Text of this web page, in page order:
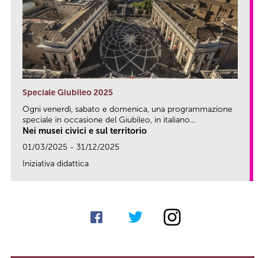
Speciale Giubileo 2025
Ogni venerdì, sabato e domenica, una programmazione
speciale in occasione del Giubileo, in italiano...
Nei musei civici e sul territorio
01/03/2025 - 31/12/2025
Iniziativa didattica